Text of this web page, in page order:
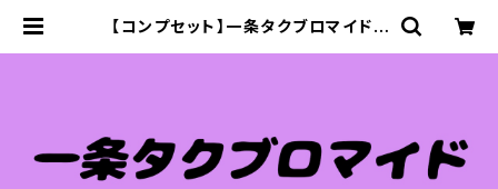
【コンプセット】一条タクブロマイド |